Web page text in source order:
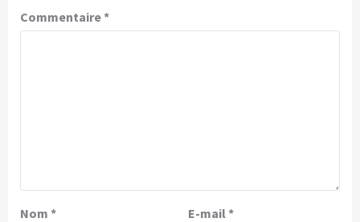
Commentaire*
Nom * E-mail*